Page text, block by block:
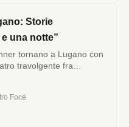
Storie
una notte”
tornano a Lugano con
travolgente fra
Foce